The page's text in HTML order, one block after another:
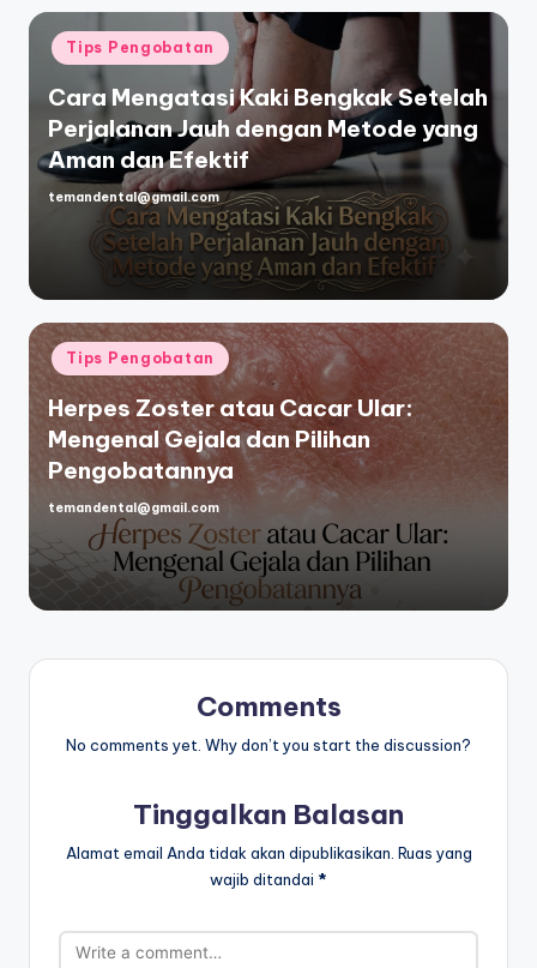
Posted
in
Tips Pengobatan
Cara Mengatasi Kaki Bengkak Setelah
Perjalanan Jauh dengan Metode yang
Aman dan Efektif
Posted
temandental@gmail.com
Posted
in
Tips Pengobatan
Herpes Zoster atau Cacar Ular:
Mengenal Gejala dan Pilihan
Pengobatannya
Posted
temandental@gmail.com
Comments
No comments yet. Why don’t you start the discussion?
Tinggalkan Balasan
Alamat email Anda tidak akan dipublikasikan. Ruas yang
wajib ditandai *